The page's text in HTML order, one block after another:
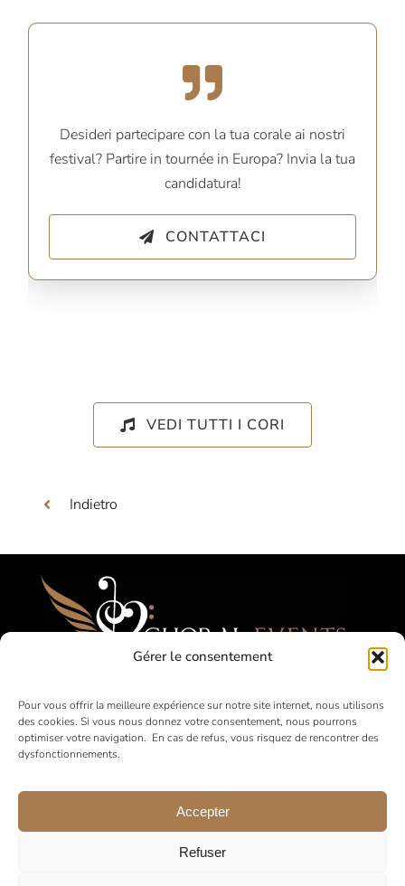
Gérer le consentement
Pour vous offrir la meilleure expérience sur notre site internet, nous utilisons
des cookies. Si vous nous donnez votre consentement, nous pourrons
optimiser votre navigation. En cas de refus, vous risquez de rencontrer des
dysfonctionnements.
Accepter
Refuser
Desideri partecipare con la tua corale ai nostri
festival? Partire in tournée in Europa? Invia la tua
candidatura!
CONTATTACI
VEDI TUTTI I CORI
Indietro
Festival, Concorsi, Tournées per Cori
Amatoriali